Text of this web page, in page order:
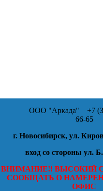
ООО "Аркада" +7
66-65
г. Новосибирск, ул.
вход со стороны ул.
ВНИМАНИЕ!! ВЫСОКИЙ
СООБЩАТЬ О
ОФИС